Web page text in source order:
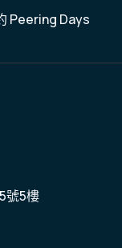
Peering Days
號5樓